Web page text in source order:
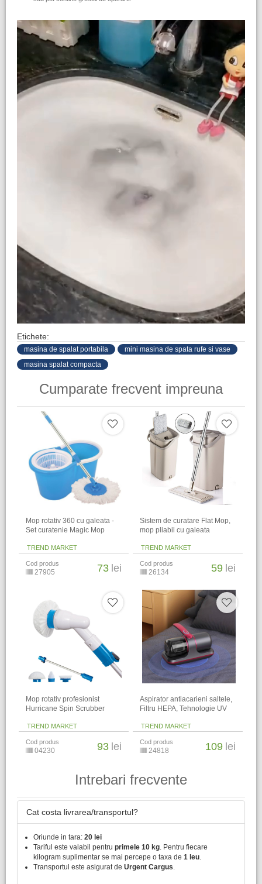
Etichete:
masina de spalat portabila
mini masina de spata rufe si vase
masina spalat compacta
Cumparate frecvent impreuna
Mop rotativ 360 cu galeata -
Set curatenie Magic Mop
TREND MARKET
Cod produs
27905 73 lei
Sistem de curatare Flat Mop,
mop pliabil cu galeata
TREND MARKET
Cod produs
26134 59 lei
Mop rotativ profesionist
Hurricane Spin Scrubber
TREND MARKET
Cod produs
04230 93 lei
Aspirator antiacarieni saltele,
Filtru HEPA, Tehnologie UV
TREND MARKET
Cod produs
24818 109 lei
Intrebari frecvente
Cat costa livrarea/transportul?
Oriunde in tara: 20 lei
Tariful este valabil pentru primele 10 kg. Pentru fiecare
kilogram suplimentar se mai percepe o taxa de 1 leu.
Transportul este asigurat de Urgent Cargus.